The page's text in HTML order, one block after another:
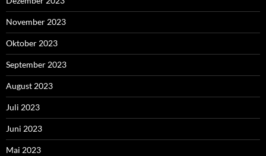
November 2023
Oktober 2023
September 2023
August 2023
Juli 2023
Juni 2023
Mai 2023